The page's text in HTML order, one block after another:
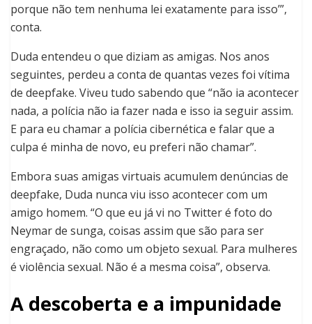
porque não tem nenhuma lei exatamente para isso’”,
conta.
Duda entendeu o que diziam as amigas. Nos anos
seguintes, perdeu a conta de quantas vezes foi vítima
de deepfake. Viveu tudo sabendo que “não ia acontecer
nada, a polícia não ia fazer nada e isso ia seguir assim.
E para eu chamar a polícia cibernética e falar que a
culpa é minha de novo, eu preferi não chamar”.
Embora suas amigas virtuais acumulem denúncias de
deepfake, Duda nunca viu isso acontecer com um
amigo homem. “O que eu já vi no Twitter é foto do
Neymar de sunga, coisas assim que são para ser
engraçado, não como um objeto sexual. Para mulheres
é violência sexual. Não é a mesma coisa”, observa.
A descoberta e a impunidade